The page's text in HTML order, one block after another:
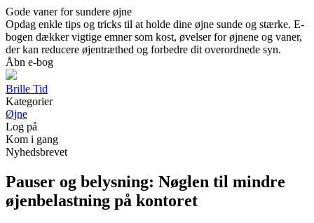
Gode vaner for sundere øjne
Opdag enkle tips og tricks til at holde dine øjne sunde og stærke. E-
bogen dækker vigtige emner som kost, øvelser for øjnene og vaner,
der kan reducere øjentræthed og forbedre dit overordnede syn.
Åbn e-bog
Brille Tid
Kategorier
Øjne
Log på
Kom i gang
Nyhedsbrevet
Pauser og belysning: Nøglen til mindre
øjenbelastning på kontoret